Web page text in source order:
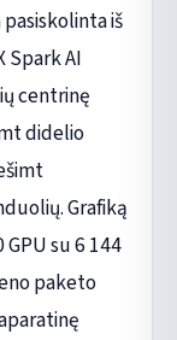
iš
Spark AI
centrinę
didelio
Grafiką
su 6 144
paketo